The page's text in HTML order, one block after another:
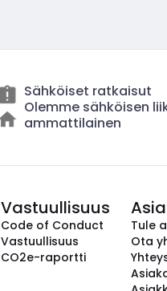
Sähköiset ratkaisut
Olemme sähköisen
ammattilainen
Vastuullisuus
Code of Conduct
Vastuullisuus
CO2e-raportti
Tule
Ota